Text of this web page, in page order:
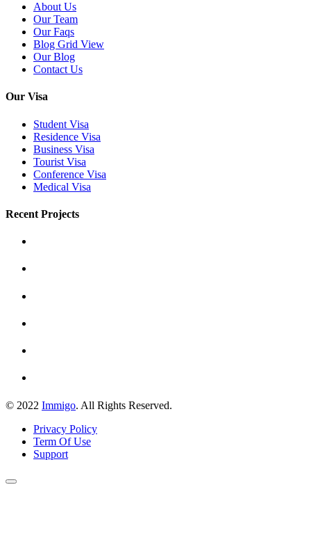
About Us
Our Team
Our Faqs
Blog Grid View
Our Blog
Contact Us
Our Visa
Student Visa
Residence Visa
Business Visa
Tourist Visa
Conference Visa
Medical Visa
Recent Projects
© 2022 Immigo. All Rights Reserved.
Privacy Policy
Term Of Use
Support